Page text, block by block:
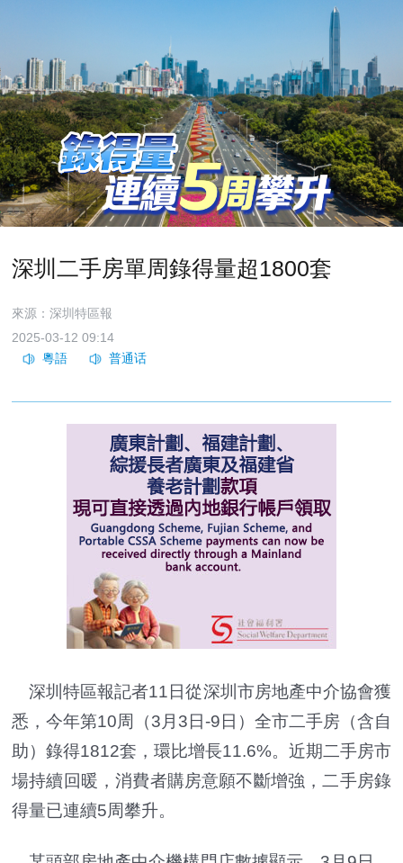
深圳二手房單周錄得量超1800套
來源：深圳特區報
2025-03-12 09:14
深圳特區報記者11日從深圳市房地產中介協會獲
悉，今年第10周（3月3日-9日）全市二手房（含自
助）錄得1812套，環比增長11.6%。近期二手房市
場持續回暖，消費者購房意願不斷增強，二手房錄
得量已連續5周攀升。